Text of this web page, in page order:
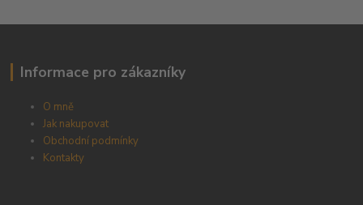
Informace pro zákazníky
O mně
Jak nakupovat
Obchodní podmínky
Kontakty